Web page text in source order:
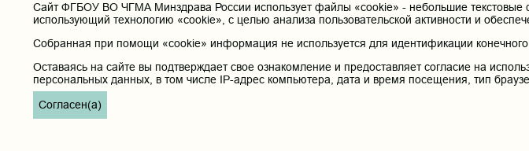
Cайт ФГБОУ ВО ЧГМА Минздрава России использует файлы «cookie» - небольшие
использующий технологию «cookie», с целью анализа пользовательской активности и
Собранная при помощи «cookie» информация не используется для идентификации
Оставаясь на сайте вы подтверждает свое ознакомление и предоставляет согласие на
персональных данных, в том числе IP-адрес компьютера, дата и время посещения, тип
Согласен(а)